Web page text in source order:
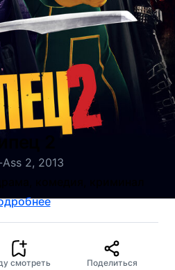
2
2, 2013
смотреть Поделиться